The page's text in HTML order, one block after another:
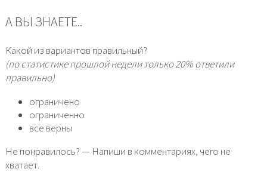
А ВЫ ЗНАЕТЕ..
Какой из вариантов правильный?
(по статистике прошлой недели только 20% ответили
правильно)
ограничено
ограниченно
все верны
Не понравилось? — Напиши в комментариях, чего не
хватает.